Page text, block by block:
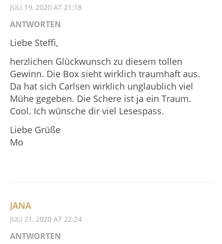
JULI 19, 2020 AT 21:18
ANTWORTEN
Liebe Steffi,
herzlichen Glückwunsch zu diesem tollen
Gewinn. Die Box sieht wirklich traumhaft aus.
Da hat sich Carlsen wirklich unglaublich viel
Mühe gegeben. Die Schere ist ja ein Traum.
Cool. Ich wünsche dir viel Lesespass.
Liebe Grüße
Mo
JANA
JULI 21, 2020 AT 22:24
ANTWORTEN